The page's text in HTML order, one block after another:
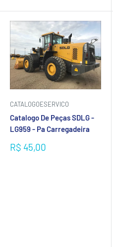
CATALOGOESERVICO
Catalogo De Peças SDLG -
LG959 - Pa Carregadeira
Preço
R$ 45,00